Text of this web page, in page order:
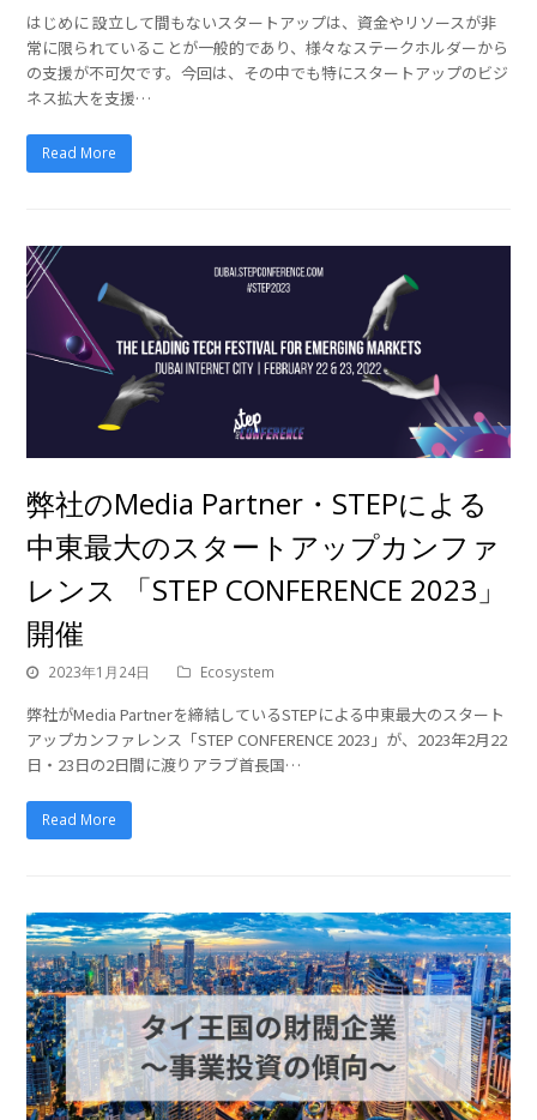
はじめに 設立して間もないスタートアップは、資金やリソースが非
常に限られていることが一般的であり、様々なステークホルダーから
の支援が不可欠です。今回は、その中でも特にスタートアップのビジ
ネス拡大を支援…
Read More
弊社のMedia Partner・STEPによる
中東最大のスタートアップカンファ
レンス 「STEP CONFERENCE 2023」
開催
2023年1月24日 Ecosystem
弊社がMedia Partnerを締結しているSTEPによる中東最大のスタート
アップカンファレンス「STEP CONFERENCE 2023」が、2023年2月22
日・23日の2日間に渡りアラブ首長国…
Read More